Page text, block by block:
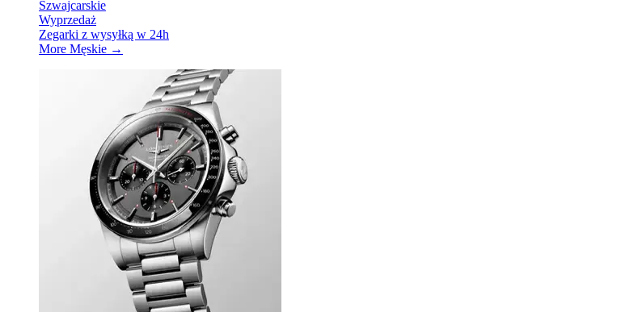
Szwajcarskie
Wyprzedaż
Zegarki z wysyłką w 24h
More Męskie →